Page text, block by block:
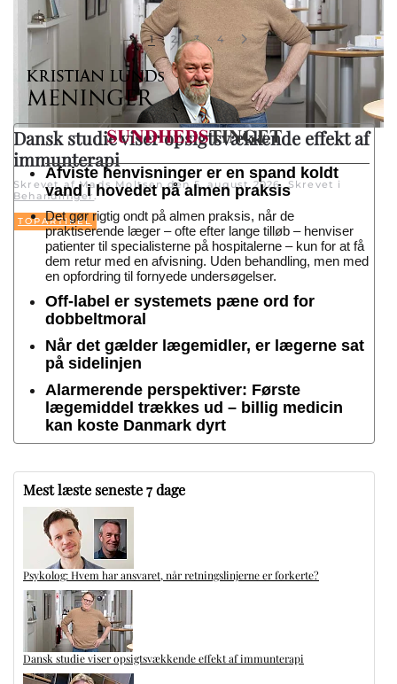
Dansk studie viser opsigtsvækkende effekt af
immunterapi
Skrevet af Mads Moltsen den 5. august 2026. Skrevet i
Behandlinger.
TOPARTIKEL
1 2 3 4
Afviste henvisninger er en spand koldt
vand i hovedet på almen praksis
Det gør rigtig ondt på almen praksis, når de
praktiserende læger – ofte efter lange tilløb – henviser
patienter til specialisterne på hospitalerne – kun for at få
dem retur med en afvisning. Uden behandling, men med
en opfordring til fornyede undersøgelser.
Off-label er systemets pæne ord for
dobbeltmoral
Når det gælder lægemidler, er lægerne sat
på sidelinjen
Alarmerende perspektiver: Første
lægemiddel trækkes ud – billig medicin
kan koste Danmark dyrt
Mest læste seneste 7 dage
Psykolog: Hvem har ansvaret, når retningslinjerne er forkerte?
Dansk studie viser opsigtsvækkende effekt af immunterapi